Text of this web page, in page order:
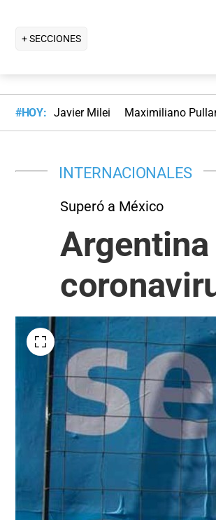
+ SECCIONES
#HOY: Javier Milei Maximiliano
INTERNACIONALES
Superó a México
Argentina